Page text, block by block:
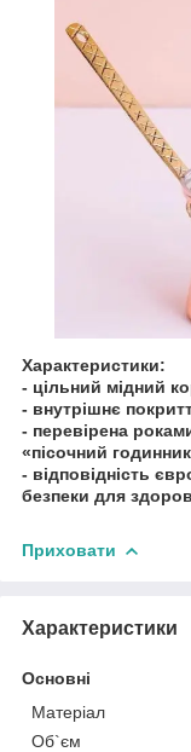
Характеристики:
- цільний мідний
- внутрішнє
- перевірена
«пісочний
- відповідність
безпеки для
Приховати
Характеристики
Основні
Матеріал
Об`єм